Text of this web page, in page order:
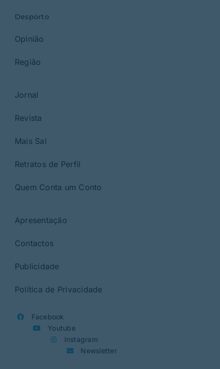
Desporto
Opinião
Região
Jornal
Revista
Mais Sal
Retratos de Perfil
Quem Conta um Conto
Apresentação
Contactos
Publicidade
Política de Privacidade
Facebook
Youtube
Instagram
Newsletter